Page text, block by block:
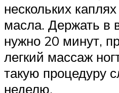
нескольких
масла. Держать в
нужно 20 минут,
легкий массаж
такую процедуру
неделю.